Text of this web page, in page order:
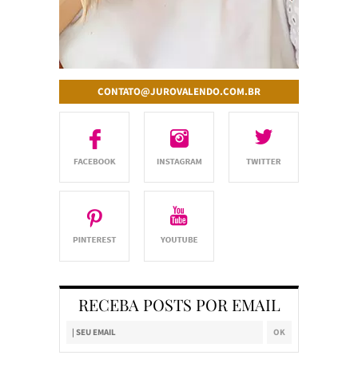
CONTATO@JUROVALENDO.COM.BR
RECEBA POSTS POR EMAIL